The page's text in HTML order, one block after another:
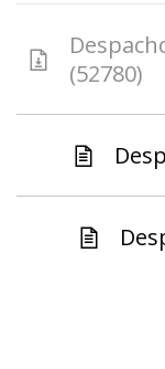
(52780)